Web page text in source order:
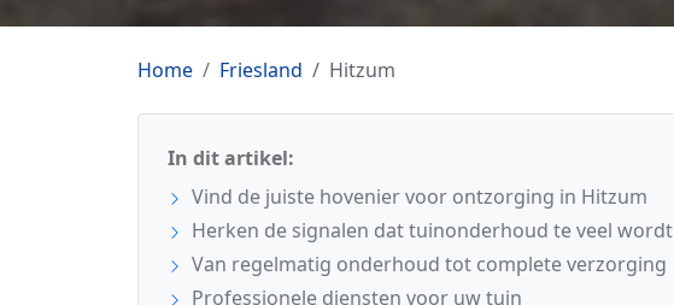
Home Friesland Hitzum
In dit artikel:
Vind de juiste hovenier voor ontzorging in Hitzum
Herken de signalen dat tuinonderhoud te veel wordt
Van regelmatig onderhoud tot complete verzorging
Professionele diensten voor uw tuin